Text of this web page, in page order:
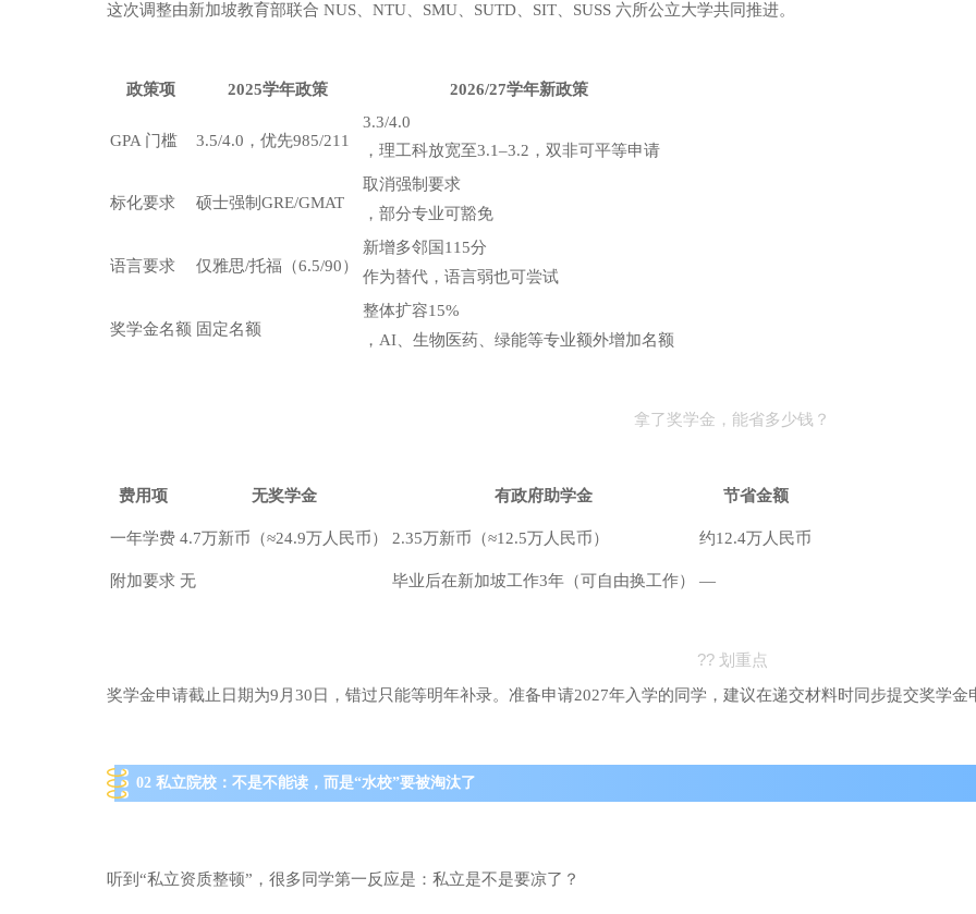
这次调整由新加坡教育部联合 NUS、 NTU 、SMU、SUTD、SIT、SUSS 六所公立大学共同推进。
政策项 2025学年政策 2026/27学年新政策
GPA 门槛 3.5/4.0，优先985/211
3.3/4.0
，理工科放宽至3.1–3.2，双非可平等申请
标化要求 硕士强制GRE/GMAT
取消强制要求
，部分专业可豁免
语言要求 仅雅思/托福（6.5/90）
新增多邻国115分
作为替代，语言弱也可尝试
奖学金名额 固定名额
整体扩容15%
，AI、生物医药、绿能等专业额外增加名额
拿了奖学金，能省多少钱？
费用项 无奖学金 有政府助学金 节省金额
一年学费 4.7万新币（≈24.9万人民币） 2.35万新币（≈12.5万人民币） 约12.4万人民币
附加要求 无 毕业后在新加坡工作3年（可自由换工作） —
?? 划重点
奖学金申请截止日期为9月30日，错过只能等明年补录。准备申请2027年入学的同学，建议在递交材料时同步提交奖学金
02 私立院校：不是不能读，而是“水校”要被淘汰了
听到“私立资质整顿”，很多同学第一反应是：私立是不是要凉了？